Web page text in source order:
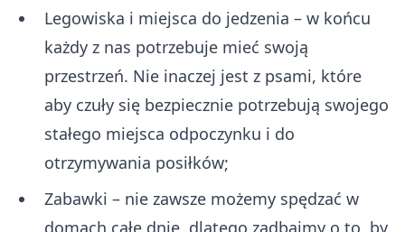
Legowiska i miejsca do jedzenia – w końcu
każdy z nas potrzebuje mieć swoją
przestrzeń. Nie inaczej jest z psami, które
aby czuły się bezpiecznie potrzebują swojego
stałego miejsca odpoczynku i do
otrzymywania posiłków;
Zabawki – nie zawsze możemy spędzać w
domach całe dnie, dlatego zadbajmy o to, by